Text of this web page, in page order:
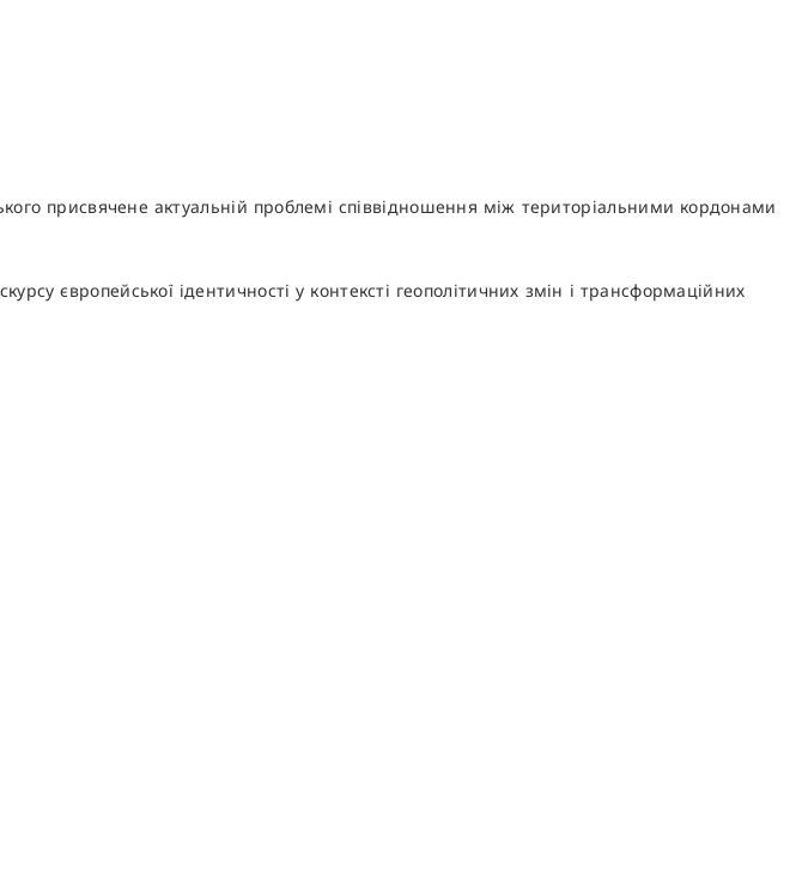
присвячене актуальній проблемі співвідношення між територіальними кордонами
європейської ідентичності у контексті геополітичних змін і трансформаційних